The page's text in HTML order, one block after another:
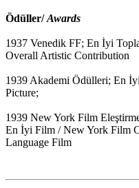
Ödüller/Awards
1937 Venedik FF; En İyi
Overall Artistic Contribution
1939 Akademi Ödülleri; En
Picture;
1939 New York Film
En İyi Film / New York Film
Language Film